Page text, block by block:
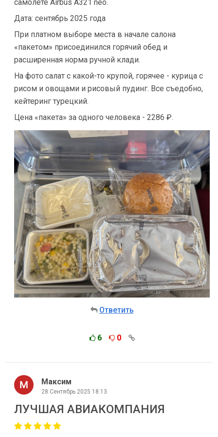
самолёте Airbus A321 neo.
Дата: сентябрь 2025 года
При платном выборе места в начале салона
«пакетом» присоединился горячий обед и
расширенная норма ручной клади.
На фото салат с какой-то крупой, горячее - курица с
рисом и овощами и рисовый пудинг. Все съедобно,
кейтеринг турецкий.
Цена «пакета» за одного человека - 2286 ₽.
Ответить
6 0
Максим
28 Сентябрь 2025 18:13
ЛУЧШАЯ АВИАКОМПАНИЯ